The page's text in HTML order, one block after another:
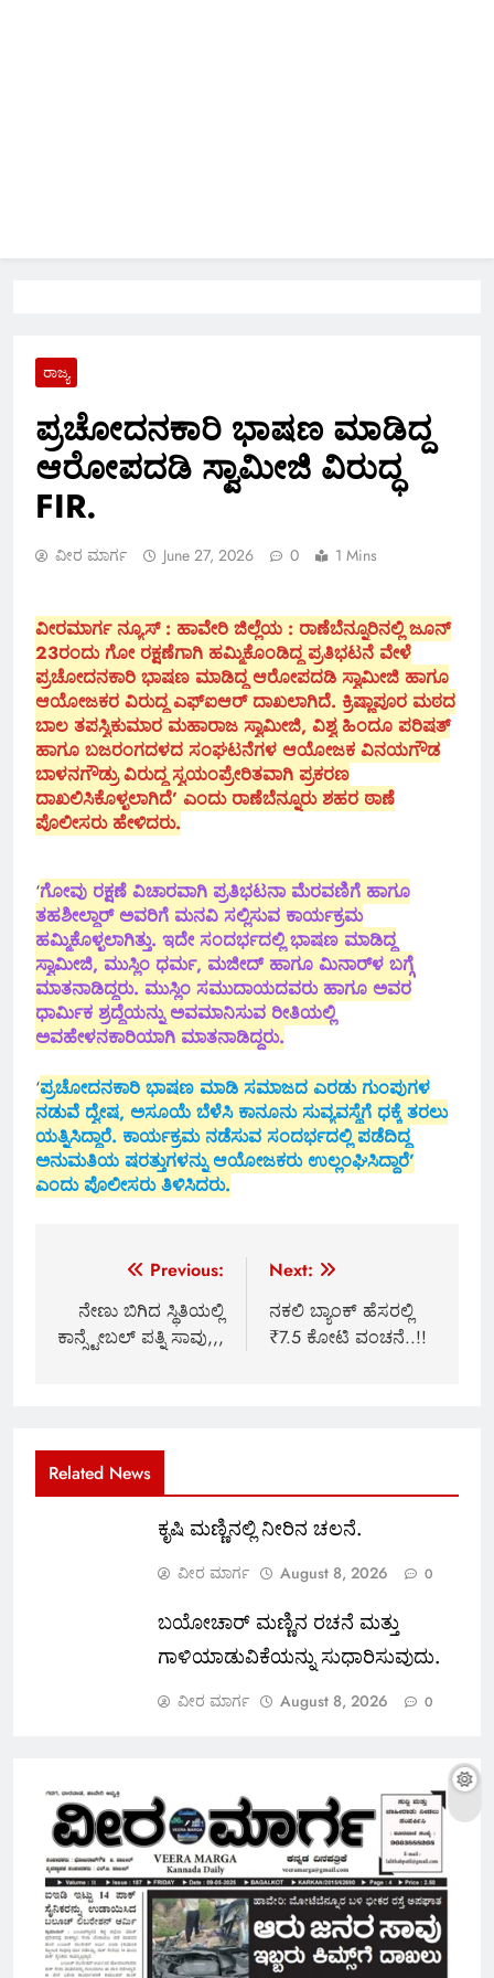
ರಾಜ್ಯ
ಪ್ರಚೋದನಕಾರಿ ಭಾಷಣ ಮಾಡಿದ್ದ
ಆರೋಪದಡಿ ಸ್ವಾಮೀಜಿ ವಿರುದ್ಧ
FIR.
ವೀರ ಮಾರ್ಗ June 27, 2026 0 1 Mins
ವೀರಮಾರ್ಗ ನ್ಯೂಸ್ : ಹಾವೇರಿ ಜಿಲ್ಲೆಯ : ರಾಣೆಬೆನ್ನೂರಿನಲ್ಲಿ ಜೂನ್
23ರಂದು ಗೋ ರಕ್ಷಣೆಗಾಗಿ ಹಮ್ಮಿಕೊಂಡಿದ್ದ ಪ್ರತಿಭಟನೆ ವೇಳೆ
ಪ್ರಚೋದನಕಾರಿ ಭಾಷಣ ಮಾಡಿದ್ದ ಆರೋಪದಡಿ ಸ್ವಾಮೀಜಿ ಹಾಗೂ
ಆಯೋಜಕರ ವಿರುದ್ಧ ಎಫ್‌ಐಆ‌ರ್ ದಾಖಲಾಗಿದೆ. ಕ್ರಿಷ್ಣಾಪೂರ ಮಠದ
ಬಾಲ ತಪಸ್ವಿಕುಮಾರ ಮಹಾರಾಜ ಸ್ವಾಮೀಜಿ, ವಿಶ್ವ ಹಿಂದೂ ಪರಿಷತ್
ಹಾಗೂ ಬಜರಂಗದಳದ ಸಂಘಟನೆಗಳ ಆಯೋಜಕ ವಿನಯಗೌಡ
ಬಾಳನಗೌಡ್ರು ವಿರುದ್ಧ ಸ್ವಯಂಪ್ರೇರಿತವಾಗಿ ಪ್ರಕರಣ
ದಾಖಲಿಸಿಕೊಳ್ಳಲಾಗಿದೆ’ ಎಂದು ರಾಣೆಬೆನ್ನೂರು ಶಹರ ಠಾಣೆ
ಪೊಲೀಸರು ಹೇಳಿದರು.
‘ಗೋವು ರಕ್ಷಣೆ ವಿಚಾರವಾಗಿ ಪ್ರತಿಭಟನಾ ಮೆರವಣಿಗೆ ಹಾಗೂ
ತಹಶೀಲ್ದಾ‌ರ್ ಅವರಿಗೆ ಮನವಿ ಸಲ್ಲಿಸುವ ಕಾರ್ಯಕ್ರಮ
ಹಮ್ಮಿಕೊಳ್ಳಲಾಗಿತ್ತು. ಇದೇ ಸಂದರ್ಭದಲ್ಲಿ ಭಾಷಣ ಮಾಡಿದ್ದ
ಸ್ವಾಮೀಜಿ, ಮುಸ್ಲಿಂ ಧರ್ಮ, ಮಜೀದ್ ಹಾಗೂ ಮಿನಾರ್‌ಳ ಬಗ್ಗೆ
ಮಾತನಾಡಿದ್ದರು. ಮುಸ್ಲಿಂ ಸಮುದಾಯದವರು ಹಾಗೂ ಅವರ
ಧಾರ್ಮಿಕ ಶ್ರದ್ದೆಯನ್ನು ಅವಮಾನಿಸುವ ರೀತಿಯಲ್ಲಿ
ಅವಹೇಳನಕಾರಿಯಾಗಿ ಮಾತನಾಡಿದ್ದರು.
‘ಪ್ರಚೋದನಕಾರಿ ಭಾಷಣ ಮಾಡಿ ಸಮಾಜದ ಎರಡು ಗುಂಪುಗಳ
ನಡುವೆ ದ್ವೇಷ, ಅಸೂಯೆ ಬೆಳೆಸಿ ಕಾನೂನು ಸುವ್ಯವಸ್ಥೆಗೆ ಧಕ್ಕೆ ತರಲು
ಯತ್ನಿಸಿದ್ದಾರೆ. ಕಾರ್ಯಕ್ರಮ ನಡೆಸುವ ಸಂದರ್ಭದಲ್ಲಿ ಪಡೆದಿದ್ದ
ಅನುಮತಿಯ ಷರತ್ತುಗಳನ್ನು ಆಯೋಜಕರು ಉಲ್ಲಂಘಿಸಿದ್ದಾರೆ’
ಎಂದು ಪೊಲೀಸರು ತಿಳಿಸಿದರು.
navigation
Previous:
ನೇಣು ಬಿಗಿದ ಸ್ಥಿತಿಯಲ್ಲಿ
ಕಾನ್ಸ್ಟೇಬಲ್ ಪತ್ನಿ ಸಾವು,,,
Next:
ನಕಲಿ ಬ್ಯಾಂಕ್ ಹೆಸರಲ್ಲಿ
₹7.5 ಕೋಟಿ ವಂಚನೆ..!!
Related News
ಕೃಷಿ ಮಣ್ಣಿನಲ್ಲಿ ನೀರಿನ ಚಲನೆ.
ವೀರ ಮಾರ್ಗ August 8, 2026 0
ಬಯೋಚಾರ್ ಮಣ್ಣಿನ ರಚನೆ ಮತ್ತು
ಗಾಳಿಯಾಡುವಿಕೆಯನ್ನು ಸುಧಾರಿಸುವುದು.
ವೀರ ಮಾರ್ಗ August 8, 2026 0